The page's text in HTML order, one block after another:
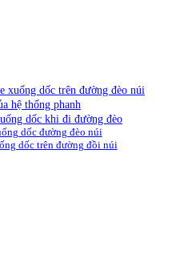
xuống dốc trên đường đèo núi
hệ thống phanh
dốc khi đi đường đèo
dốc đường đèo núi
dốc trên đường đồi núi